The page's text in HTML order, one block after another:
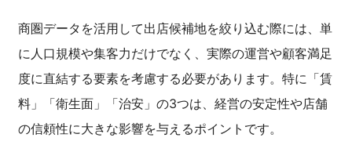
商圏データを活用して出店候補地を絞り込む際には、単
に人口規模や集客力だけでなく、実際の運営や顧客満足
度に直結する要素を考慮する必要があります。特に「賃
料」「衛生面」「治安」の3つは、経営の安定性や店舗
の信頼性に大きな影響を与えるポイントです。